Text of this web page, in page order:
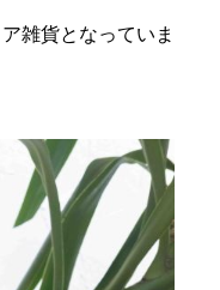
雑貨となっていま